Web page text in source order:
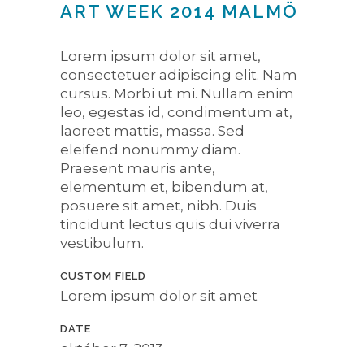
ART WEEK 2014 MALMÖ
Lorem ipsum dolor sit amet,
consectetuer adipiscing elit. Nam
cursus. Morbi ut mi. Nullam enim
leo, egestas id, condimentum at,
laoreet mattis, massa. Sed
eleifend nonummy diam.
Praesent mauris ante,
elementum et, bibendum at,
posuere sit amet, nibh. Duis
tincidunt lectus quis dui viverra
vestibulum.
CUSTOM FIELD
Lorem ipsum dolor sit amet
DATE